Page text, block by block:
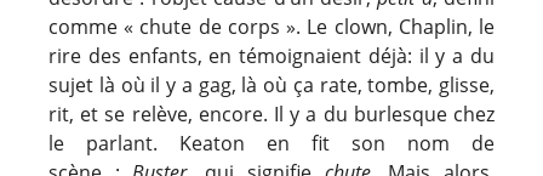
comme « chute de corps ». Le clown, Chaplin, le
rire des enfants, en témoignaient déjà: il y a du
sujet là où il y a gag, là où ça rate, tombe, glisse,
rit, et se relève, encore. Il y a du burlesque chez
le parlant. Keaton en fit son nom de